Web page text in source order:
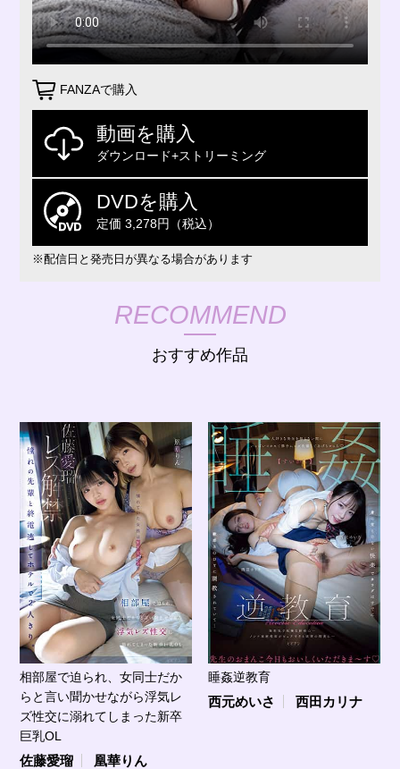
FANZAで購入
動画を購入
ダウンロード+ストリーミング
DVDを購入
定価 3,278円（税込）
※配信日と発売日が異なる場合があります
RECOMMEND
おすすめ作品
相部屋で迫られ、女同士だか
らと言い聞かせながら浮気レ
ズ性交に溺れてしまった新卒
巨乳OL
佐藤愛瑠 凰華りん
睡姦逆教育
西元めいさ 西田カリナ